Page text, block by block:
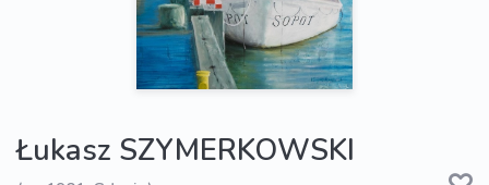
Łukasz SZYMERKOWSKI